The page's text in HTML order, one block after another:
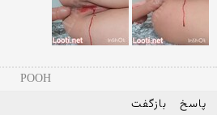
POOH
پاسخ بازگفت